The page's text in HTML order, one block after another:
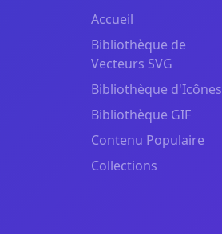
Accueil
Bibliothèque de
Vecteurs SVG
Bibliothèque d'Icônes
Bibliothèque GIF
Contenu Populaire
Collections